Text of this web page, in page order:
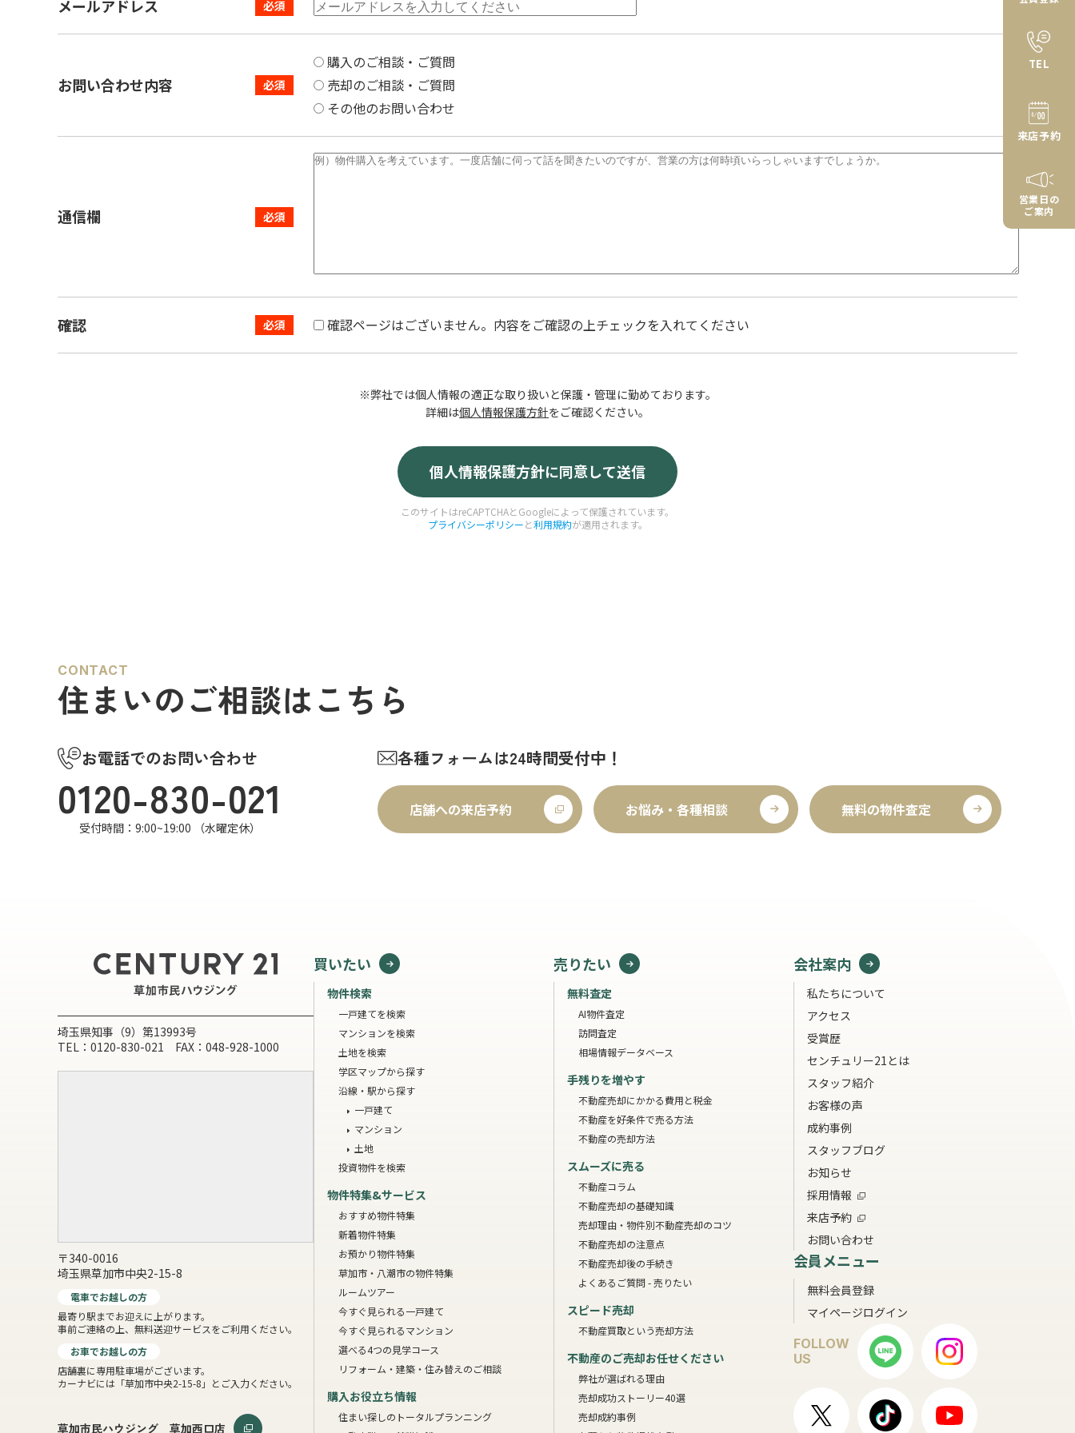
メールアドレス
お問い合わせ内容
購入のご相談・ご質問
売却のご相談・ご質問
その他のお問い合わせ
通信欄
確認 確認ページはございません。内容をご確認の上チェックを入れてください
※弊社では個人情報の適正な取り扱いと保護・管理に勤めております。
詳細は個人情報保護方針をご確認ください。
このサイトはreCAPTCHAとGoogleによって保護されています。
プライバシーポリシーと利用規約が適用されます。
CONTACT
住まいのご相談はこちら
お電話でのお問い合わせ
0120-830-021
受付時間：9:00~19:00 （水曜定休）
各種フォームは24時間受付中！
店舗への来店予約 お悩み・各種相談 無料の物件査定
埼玉県知事（9）第13993号
TEL：0120-830-021 FAX：048-928-1000
〒340-0016
埼玉県草加市中央2-15-8
電車でお越しの方
最寄り駅までお迎えに上がります。
事前ご連絡の上、無料送迎サービスをご利用ください。
お車でお越しの方
店舗裏に専用駐車場がございます。
カーナビには「草加市中央2-15-8」とご入力ください。
草加市民ハウジング 草加西口店
買いたい
物件検索
一戸建てを検索
マンションを検索
土地を検索
学区マップから探す
沿線・駅から探す
一戸建て
マンション
土地
投資物件を検索
物件特集&サービス
おすすめ物件特集
新着物件特集
お預かり物件特集
草加市・八潮市の物件特集
ルームツアー
今すぐ見られる一戸建て
今すぐ見られるマンション
選べる4つの見学コース
リフォーム・建築・住み替えのご相談
購入お役立ち情報
住まい探しのトータルプランニング
売りたい
無料査定
AI物件査定
訪問査定
相場情報データベース
手残りを増やす
不動産売却にかかる費用と税金
不動産を好条件で売る方法
不動産の売却方法
スムーズに売る
不動産コラム
不動産売却の基礎知識
売却理由・物件別不動産売却のコツ
不動産売却の注意点
不動産売却後の手続き
よくあるご質問 - 売りたい
スピード売却
不動産買取という売却方法
不動産のご売却お任せください
弊社が選ばれる理由
売却成功ストーリー40選
売却成約事例
会社案内
私たちについて
アクセス
受賞歴
センチュリー21とは
スタッフ紹介
お客様の声
成約事例
スタッフブログ
お知らせ
採用情報
来店予約
お問い合わせ
会員メニュー
無料会員登録
マイページログイン
FOLLOW
US
TEL
来店予約
営業日の
ご案内